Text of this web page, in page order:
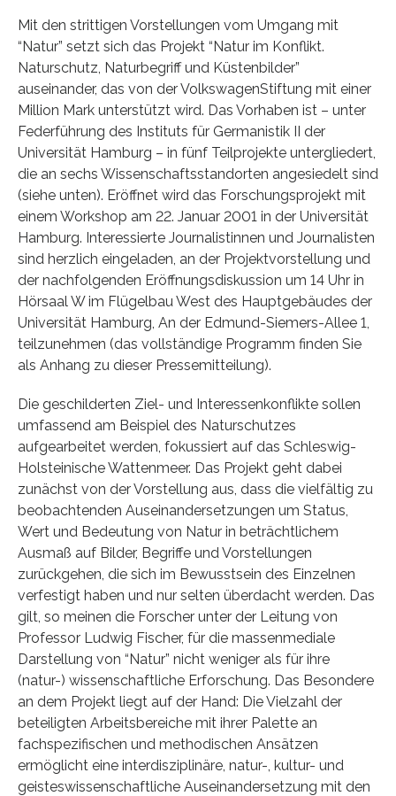
Mit den strittigen Vorstellungen vom Umgang mit
“Natur” setzt sich das Projekt “Natur im Konflikt.
Naturschutz, Naturbegriff und Küstenbilder”
auseinander, das von der VolkswagenStiftung mit einer
Million Mark unterstützt wird. Das Vorhaben ist – unter
Federführung des Instituts für Germanistik II der
Universität Hamburg – in fünf Teilprojekte untergliedert,
die an sechs Wissenschaftsstandorten angesiedelt sind
(siehe unten). Eröffnet wird das Forschungsprojekt mit
einem Workshop am 22. Januar 2001 in der Universität
Hamburg. Interessierte Journalistinnen und Journalisten
sind herzlich eingeladen, an der Projektvorstellung und
der nachfolgenden Eröffnungsdiskussion um 14 Uhr in
Hörsaal W im Flügelbau West des Hauptgebäudes der
Universität Hamburg, An der Edmund-Siemers-Allee 1,
teilzunehmen (das vollständige Programm finden Sie
als Anhang zu dieser Pressemitteilung).
Die geschilderten Ziel- und Interessenkonflikte sollen
umfassend am Beispiel des Naturschutzes
aufgearbeitet werden, fokussiert auf das Schleswig-
Holsteinische Wattenmeer. Das Projekt geht dabei
zunächst von der Vorstellung aus, dass die vielfältig zu
beobachtenden Auseinandersetzungen um Status,
Wert und Bedeutung von Natur in beträchtlichem
Ausmaß auf Bilder, Begriffe und Vorstellungen
zurückgehen, die sich im Bewusstsein des Einzelnen
verfestigt haben und nur selten überdacht werden. Das
gilt, so meinen die Forscher unter der Leitung von
Professor Ludwig Fischer, für die massenmediale
Darstellung von “Natur” nicht weniger als für ihre
(natur-) wissenschaftliche Erforschung. Das Besondere
an dem Projekt liegt auf der Hand: Die Vielzahl der
beteiligten Arbeitsbereiche mit ihrer Palette an
fachspezifischen und methodischen Ansätzen
ermöglicht eine interdisziplinäre, natur-, kultur- und
geisteswissenschaftliche Auseinandersetzung mit den